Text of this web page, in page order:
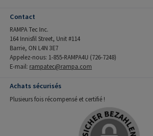
Contact
RAMPA Tec Inc.
164 Innisfil Street, Unit #114
Barrie, ON L4N 3E7
Appelez-nous: 1-855-RAMPA4U (726-7248)
E-mail: rampatec@rampa.com
Achats sécurisés
Plusieurs fois récompensé et certifié !